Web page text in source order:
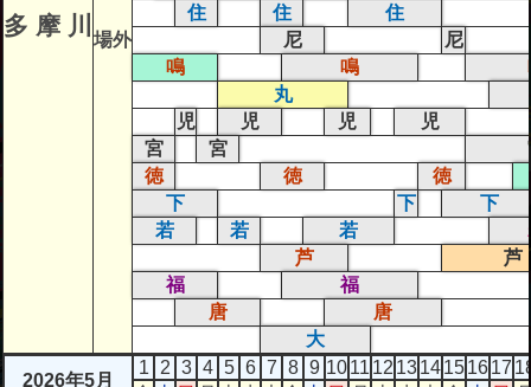
多 摩 川 場外
住
住
住
尼
尼
鳴
鳴
丸
児
児 児
児
宮
宮
徳
徳
徳
下
下
下
若
若 若
芦
芦
福
福
唐
唐
大
2026年5月
1 2 3 4 5 6 7 8 9 1011 12 1314151617